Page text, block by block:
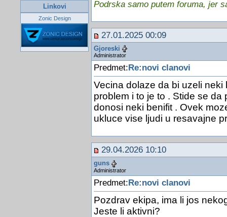
Linkovi
Zonic Design
Podrska samo putem foruma, jer
27.01.2025 00:09
Gjoreski
Administrator
Predmet: Re:novi clanovi
Vecina dolaze da bi uzeli
problem i to je to . Stide se
donosi neki benifit . Ovek
ukluce vise ljudi u resavajne
29.04.2026 10:10
guns
Administrator
Predmet:Re:novi clanovi
Pozdrav ekipa, ima li jos
Jeste li aktivni?